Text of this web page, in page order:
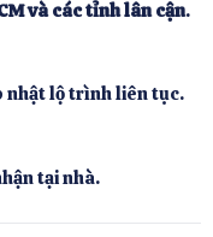
và các tỉnh lân cận.
nhật lộ trình liên tục.
tại nhà.